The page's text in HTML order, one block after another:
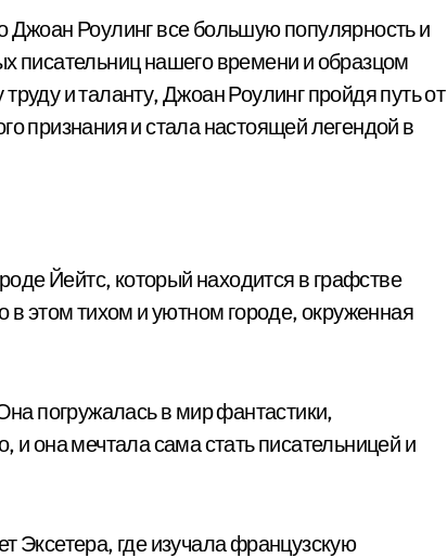
Джоан Роулинг все большую популярность и
писательниц нашего времени и образцом
и таланту, Джоан Роулинг пройдя путь от
признания и стала настоящей легендой в
Йейтс, который находится в графстве
этом тихом и уютном городе, окруженная
погружалась в мир фантастики,
она мечтала сама стать писательницей и
Эксетера, где изучала французскую